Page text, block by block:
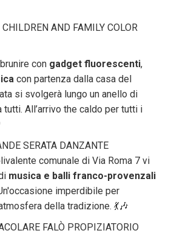
AND FAMILY COLOR
con gadget fluorescenti,
con partenza dalla casa del
si svolgerà lungo un anello di
tutti. All’arrivo the caldo per tutti i
SERATA DANZANTE
comunale di Via Roma 7 vi
musica e balli franco-provenzali
imperdibile per
della tradizione. 💃🎶
FALÒ PROPIZIATORIO